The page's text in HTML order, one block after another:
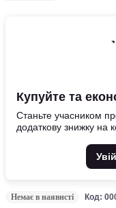
Купуйте та
Станьте учасником
додаткову знижку на
Немає в наявнсті Код: